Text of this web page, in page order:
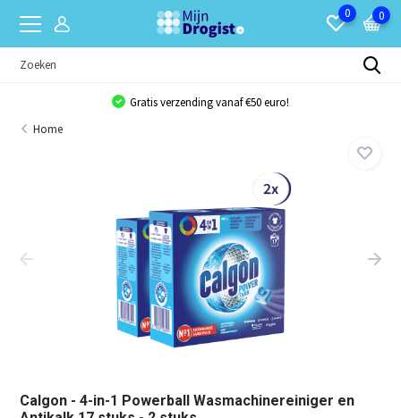
0 0
Gratis verzending vanaf €50 euro!
Home
Calgon - 4-in-1 Powerball Wasmachinereiniger en